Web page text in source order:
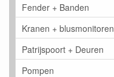
Fender + Banden
Kranen + blusmonitoren
Patrijspoort + Deuren
Pompen